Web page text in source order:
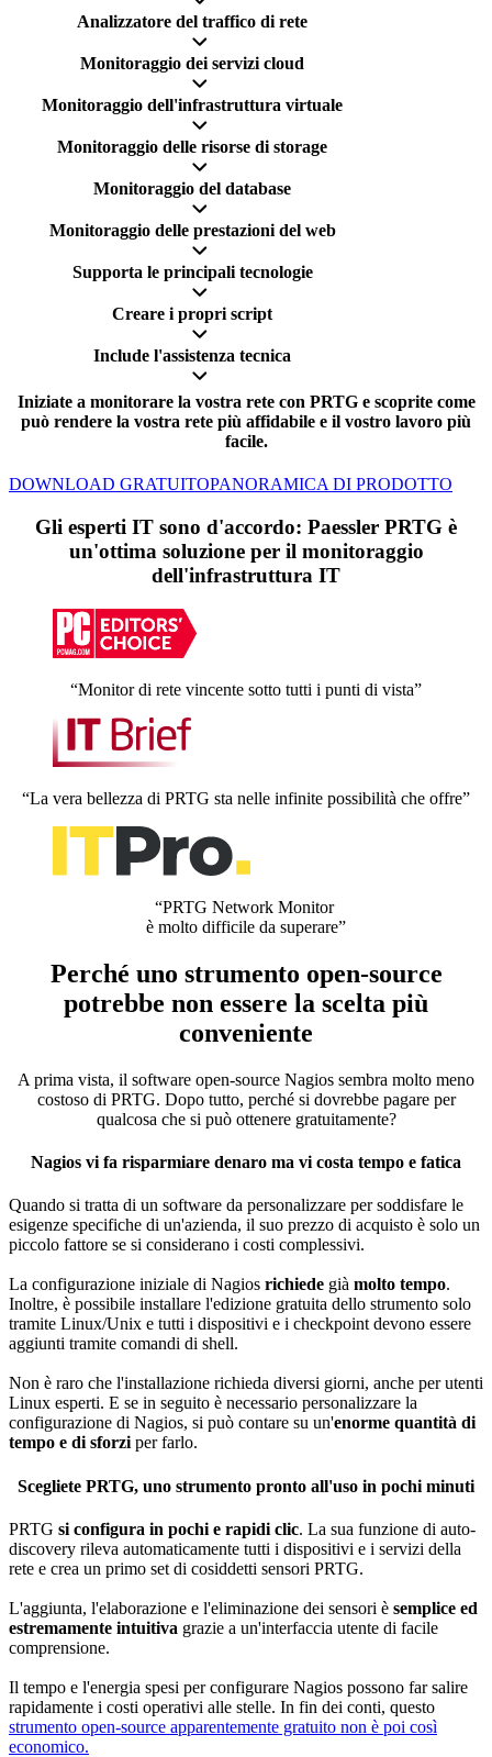
Analizzatore del traffico di rete
Monitoraggio dei servizi cloud
Monitoraggio dell'infrastruttura virtuale
Monitoraggio delle risorse di storage
Monitoraggio del database
Monitoraggio delle prestazioni del web
Supporta le principali tecnologie
Creare i propri script
Include l'assistenza tecnica
Iniziate a monitorare la vostra rete con PRTG e scoprite come
può rendere la vostra rete più affidabile e il vostro lavoro più
facile.
DOWNLOAD GRATUITOPANORAMICA DI PRODOTTO
Gli esperti IT sono d'accordo: Paessler PRTG è
un'ottima soluzione per il monitoraggio
dell'infrastruttura IT
“Monitor di rete vincente sotto tutti i punti di vista”
“La vera bellezza di PRTG sta nelle infinite possibilità che offre”
“PRTG Network Monitor
è molto difficile da superare”
Perché uno strumento open-source
potrebbe non essere la scelta più
conveniente
A prima vista, il software open-source Nagios sembra molto meno
costoso di PRTG. Dopo tutto, perché si dovrebbe pagare per
qualcosa che si può ottenere gratuitamente?
Nagios vi fa risparmiare denaro ma vi costa tempo e fatica
Quando si tratta di un software da personalizzare per soddisfare le
esigenze specifiche di un'azienda, il suo prezzo di acquisto è solo un
piccolo fattore se si considerano i costi complessivi.
La configurazione iniziale di Nagios richiede già molto tempo.
Inoltre, è possibile installare l'edizione gratuita dello strumento solo
tramite Linux/Unix e tutti i dispositivi e i checkpoint devono essere
aggiunti tramite comandi di shell.
Non è raro che l'installazione richieda diversi giorni, anche per utenti
Linux esperti. E se in seguito è necessario personalizzare la
configurazione di Nagios, si può contare su un'enorme quantità di
tempo e di sforzi per farlo.
Scegliete PRTG, uno strumento pronto all'uso in pochi minuti
PRTG si configura in pochi e rapidi clic. La sua funzione di auto-
discovery rileva automaticamente tutti i dispositivi e i servizi della
rete e crea un primo set di cosiddetti sensori PRTG.
L'aggiunta, l'elaborazione e l'eliminazione dei sensori è semplice ed
estremamente intuitiva grazie a un'interfaccia utente di facile
comprensione.
Il tempo e l'energia spesi per configurare Nagios possono far salire
rapidamente i costi operativi alle stelle. In fin dei conti, questo
strumento open-source apparentemente gratuito non è poi così
economico.